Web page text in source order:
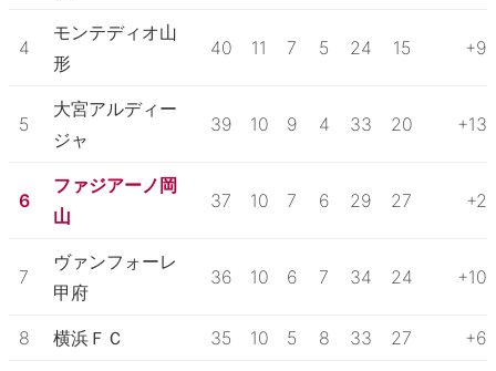
4
モンテディオ山
形
40 11 7 5 24 15 +9
5
大宮アルディー
ジャ
39 10 9 4 33 20 +13
6
ファジアーノ岡
山
37 10 7 6 29 27 +2
7
ヴァンフォーレ
甲府
36 10 6 7 34 24 +10
8 横浜ＦＣ 35 10 5 8 33 27 +6